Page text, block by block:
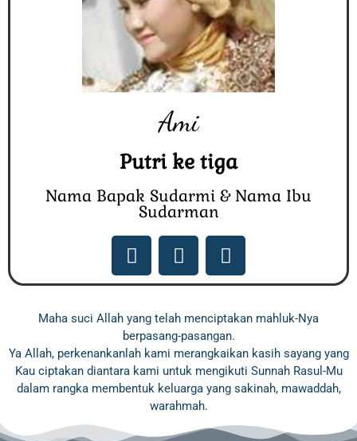
Ami
Putri ke tiga
Nama Bapak Sudarmi & Nama Ibu
Sudarman
Maha suci Allah yang telah menciptakan mahluk-Nya
berpasang-pasangan.
Ya Allah, perkenankanlah kami merangkaikan kasih sayang yang
Kau ciptakan diantara kami untuk mengikuti Sunnah Rasul-Mu
dalam rangka membentuk keluarga yang sakinah, mawaddah,
warahmah.